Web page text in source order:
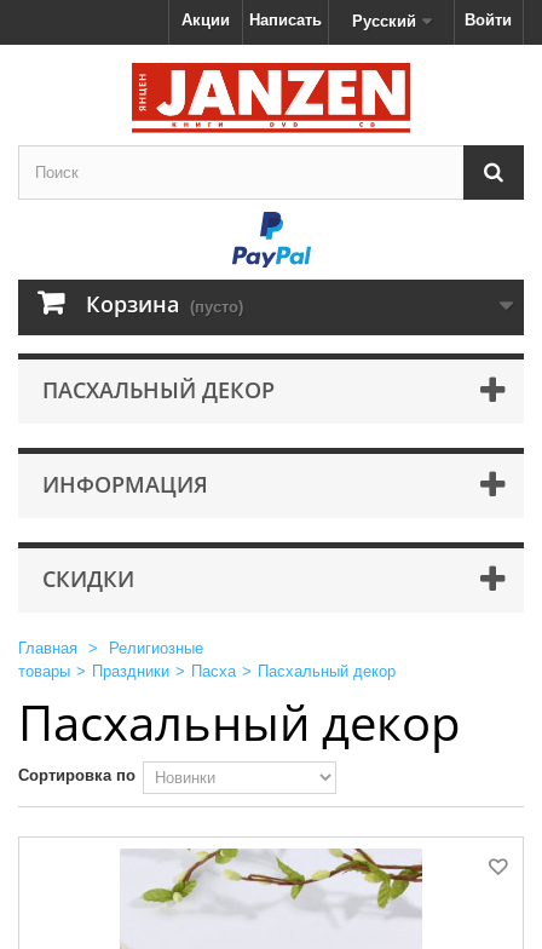
Войти
Русский
Написать
Акции
Корзина (пусто)
ПАСХАЛЬНЫЙ ДЕКОР
ИНФОРМАЦИЯ
СКИДКИ
Главная >
Религиозные
товары > Праздники > Пасха > Пасхальный декор
Пасхальный декор
Сортировка по